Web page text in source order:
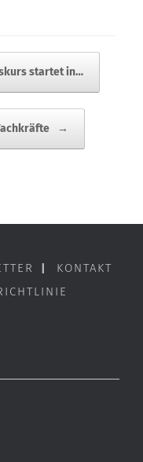
startet in…
→
| KONTAKT